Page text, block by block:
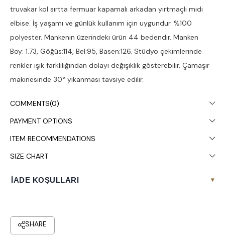
truvakar kol sırtta fermuar kapamalı arkadan yırtmaçlı midi
elbise. İş yaşamı ve günlük kullanım için uygundur. %100
polyester. Mankenin üzerindeki ürün 44 bedendir. Manken
Boy: 1.73, Göğüs:114, Bel:95, Basen:126. Stüdyo çekimlerinde
renkler ışık farklılığından dolayı değişiklik gösterebilir. Çamaşır
makinesinde 30° yıkanması tavsiye edilir.
COMMENTS(0)
PAYMENT OPTIONS
ITEM RECOMMENDATIONS
SIZE CHART
İADE KOŞULLARI ▾